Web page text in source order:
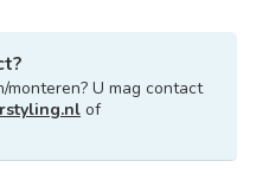
U mag contact
of